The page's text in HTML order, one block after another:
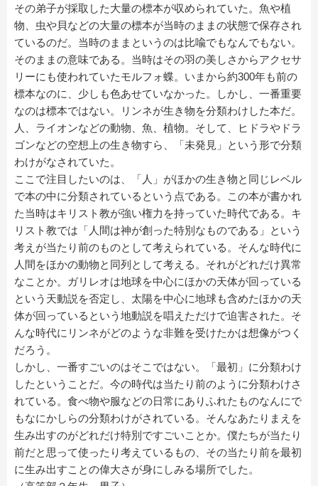
その弟子が採取した大量の標本が収められていた。魚や植
物、虫や貝などの大量の標本が当時のままの状態で保存され
ているのだ。当時のままというのは比喩でもなんでもない。
そのままの意味である。当時はその羽の美しさからアクセサ
リーにも使われていたモルフォ蝶。いまから約300年も前の
標本なのに、少しも色あせていなかった。しかし、一番重要
なのは標本ではない。リンネが生き物を分類わけした本だ。
人、ライオンなどの動物、魚、植物。そして、ヒドラやドラ
ゴンなどの空想上の生き物すら、「未発見」という形で分類
わけがなされていた。
ここで注目したいのは、「人」がほかの生き物と同じレベル
で本の中に分類されているという点である。この本が書かれ
た当時はキリスト教が強い権力を持っていた時代である。キ
リスト教では「人間は神が創った特別なものである」という
考えが当たり前のものとして考えられている。そんな時代に
人間をほかの動物と同列として考える。それがどれだけ異常
なことか。ガリレオは地球を中心にほかの天体が回っている
という天動説を否定し、太陽を中心に地球も含めたほかの天
体が回っているという地動説を唱えただけで迫害された。そ
んな時代にリンネがどのような非難を受けたかは想像がつく
だろう。
しかし、一番すごいのはそこではない。「最初」に分類わけ
したということだ。今の時代は当たり前のように分類わけさ
れている。食べ物や服などの日常にありふれたものなんにで
もなにかしらの分類わけがされている。そんなあたりまえを
生み出すのがどれだけ特別ですごいことか。僕たちが当たり
前だと思って使ったり考えているもの、その当たり前を最初
に生み出すことの偉大さが身にしみる場所でした。